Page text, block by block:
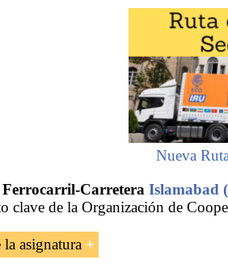
Nueva
Carretera Islamabad
clave de la Organización de
asignatura